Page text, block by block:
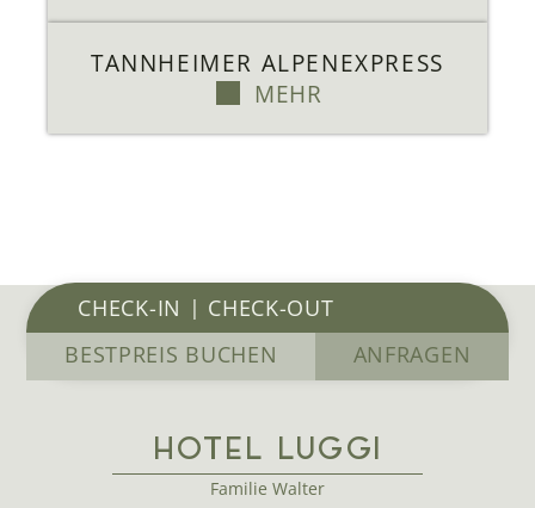
TANNHEIMER ALPENEXPRESS
MEHR
BESTPREIS BUCHEN ANFRAGEN
HOTEL LUGGI
Familie Walter